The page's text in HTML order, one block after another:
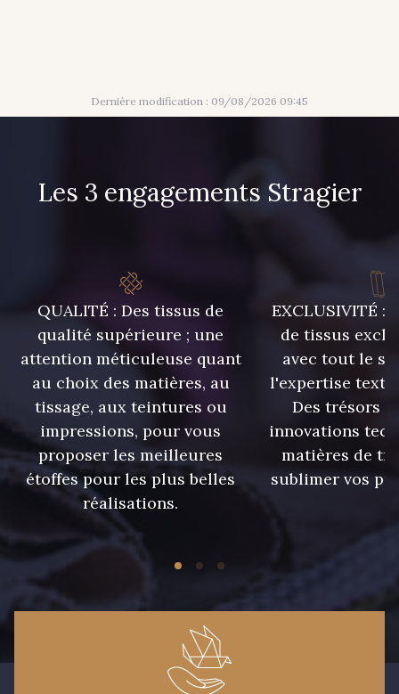
Dernière modification : 09/08/2026 09:45
Les 3 engagements Stragier
QUALITÉ : Des tissus de
qualité supérieure ; une
attention méticuleuse quant
au choix des matières, au
tissage, aux teintures ou
impressions, pour vous
proposer les meilleures
étoffes pour les plus belles
réalisations.
EXCLUSIVITÉ :
de tissus
avec tout le
l'expertise
Des trésors
innovations
matières de
sublimer vos